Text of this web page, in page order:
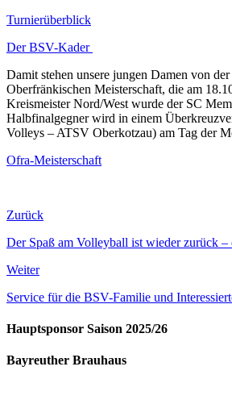
Turnierüberblick
Der BSV-Kader
Damit stehen unsere jungen Damen von
Oberfränkischen Meisterschaft, die am
Kreismeister Nord/West wurde der SC
Halbfinalgegner wird in einem
Volleys – ATSV Oberkotzau) am Tag der
Ofra-Meisterschaft
Zurück
Der Spaß am Volleyball ist wieder zurück –
Weiter
Service für die BSV-Familie und
Hauptsponsor Saison 2025/26
Bayreuther Brauhaus